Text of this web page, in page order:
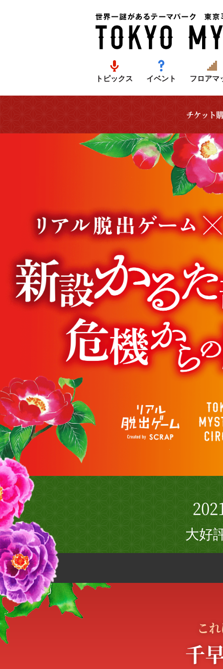
トピックス イベント フロアマ
チケット
大好
こ
千